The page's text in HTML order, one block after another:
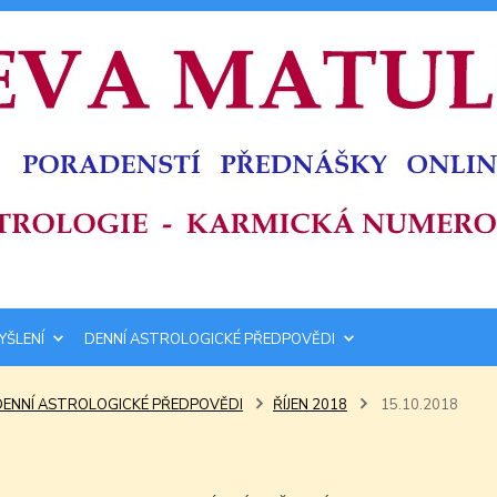
DENNÍ ASTROLOGICKÉ PŘEDPOVĚDI
ASTROLOGICKÉ PŘEDPOVĚDI ŘÍJEN 2018 15.10.2018